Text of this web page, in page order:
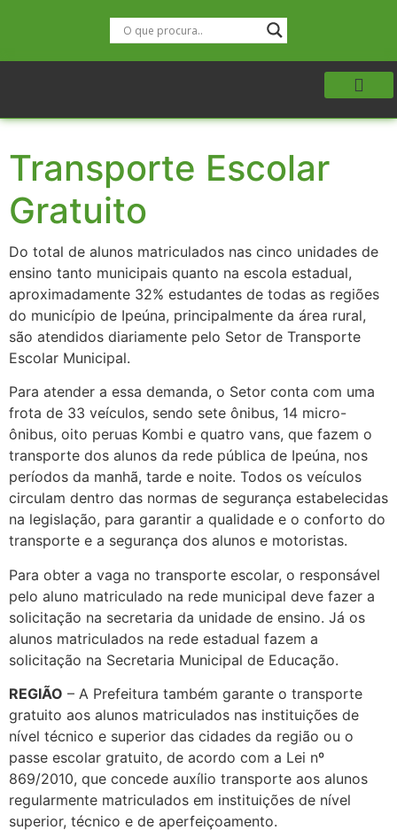
Transporte Escolar
Gratuito
Do total de alunos matriculados nas cinco unidades de
ensino tanto municipais quanto na escola estadual,
aproximadamente 32% estudantes de todas as regiões
do município de Ipeúna, principalmente da área rural,
são atendidos diariamente pelo Setor de Transporte
Escolar Municipal.
Para atender a essa demanda, o Setor conta com uma
frota de 33 veículos, sendo sete ônibus, 14 micro-
ônibus, oito peruas Kombi e quatro vans, que fazem o
transporte dos alunos da rede pública de Ipeúna, nos
períodos da manhã, tarde e noite. Todos os veículos
circulam dentro das normas de segurança estabelecidas
na legislação, para garantir a qualidade e o conforto do
transporte e a segurança dos alunos e motoristas.
Para obter a vaga no transporte escolar, o responsável
pelo aluno matriculado na rede municipal deve fazer a
solicitação na secretaria da unidade de ensino. Já os
alunos matriculados na rede estadual fazem a
solicitação na Secretaria Municipal de Educação.
REGIÃO – A Prefeitura também garante o transporte
gratuito aos alunos matriculados nas instituições de
nível técnico e superior das cidades da região ou o
passe escolar gratuito, de acordo com a Lei nº
869/2010, que concede auxílio transporte aos alunos
regularmente matriculados em instituições de nível
superior, técnico e de aperfeiçoamento.